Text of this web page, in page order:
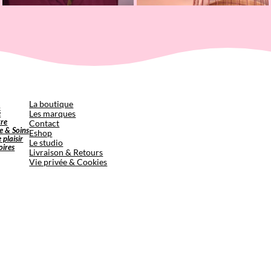
& Soins
plaisir
La boutique
Les marques
Contact
Eshop
Le studio
Livraison & Retours
Vie privée & Cookies